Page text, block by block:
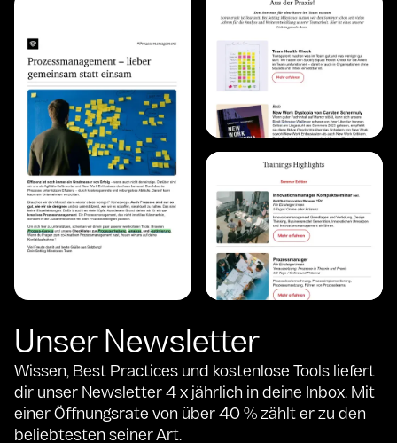
Unser Newsletter
Wissen, Best Practices und kostenlose Tools liefert
dir unser Newsletter 4 x jährlich in deine Inbox. Mit
einer Öffnungsrate von über 40 % zählt er zu den
beliebtesten seiner Art.